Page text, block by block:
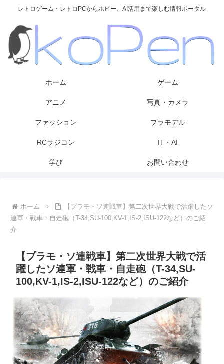
レトロゲーム・レトロPCからホビー、AI活用まで楽しむ情報ポータル
ホーム ゲーム
アニメ 写真・カメラ
ファッション プラモデル
RCラジコン IT・AI
学び お問い合わせ
ホーム
【プラモ・ソ連戦車】第二次世界大戦で活躍したソ
連軍・戦車・自走砲（T-34,SU-100,KV-1,IS-2,ISU-122など）のご紹
介
【プラモ・ソ連戦車】第二次世界大戦で活
躍したソ連軍・戦車・自走砲（T-34,SU-
100,KV-1,IS-2,ISU-122など）のご紹介